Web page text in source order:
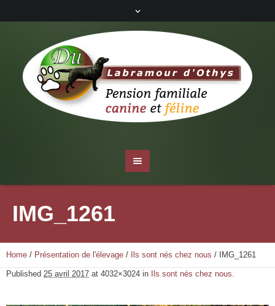
IMG_1261
Home / Présentation de l'élevage / Ils sont nés chez nous / IMG_1261
Published 25 avril 2017 at 4032×3024 in Ils sont nés chez nous.